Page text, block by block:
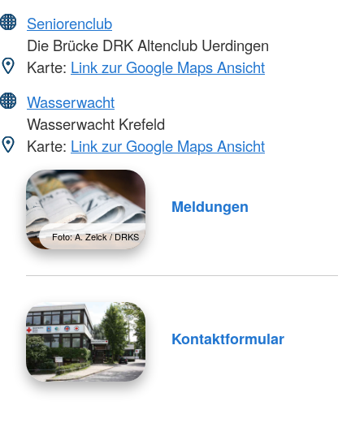
Seniorenclub
Die Brücke DRK Altenclub Uerdingen
Karte: Link zur Google Maps Ansicht
Wasserwacht
Wasserwacht Krefeld
Karte: Link zur Google Maps Ansicht
Foto: A. Zelck / DRKS
Meldungen
Kontaktformular